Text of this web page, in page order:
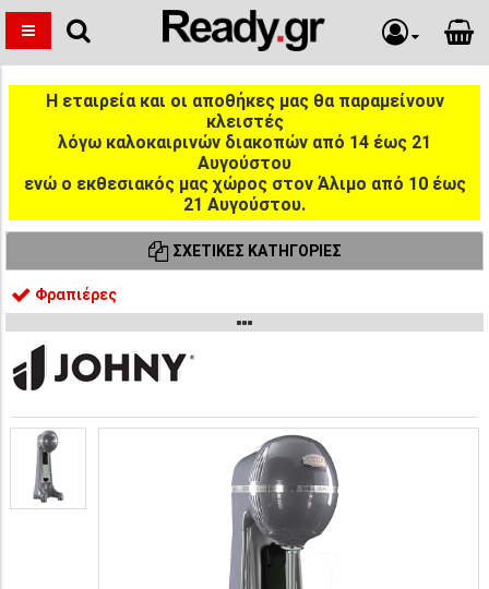
Η εταιρεία και οι αποθήκες μας θα παραμείνουν
κλειστές
λόγω καλοκαιρινών διακοπών από 14 έως 21
Αυγούστου
ενώ ο εκθεσιακός μας χώρος στον Άλιμο από 10 έως
21 Αυγούστου.
ΣΧΕΤΙΚΈΣ ΚΑΤΗΓΟΡΊΕΣ
Φραπιέρες